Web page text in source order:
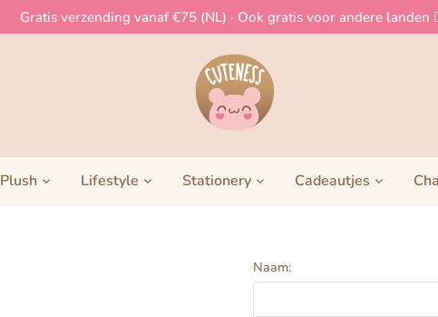
Gratis verzending vanaf €75 (NL) · Ook gratis voor andere landen
Plush Lifestyle Stationery Cadeautjes
Naam: